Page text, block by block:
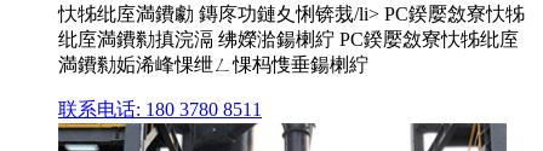
忕牬纰庢満鐨勮 鏄庝功鏈夊悧锛烖/li> PC鍨嬮敜寮忕牬
纰庢満鐨勬搷浣滆 绋嬫湁鍚楋紵 PC鍨嬮敜寮忕牬纰庢
満鐨勬姤浠峰惈绁ㄥ惈杩愯垂鍚楋紵
联系电话: 180 3780 8511